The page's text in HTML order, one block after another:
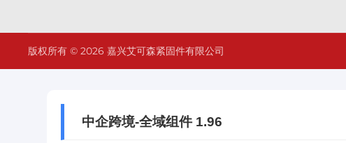
版权所有 © 2026 嘉兴艾可森紧固件有限公司
中企跨境-全域组件 1.96